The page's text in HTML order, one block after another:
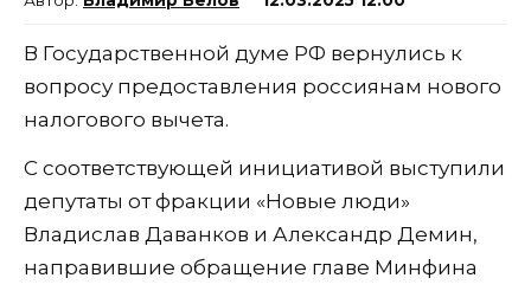
В Государственной думе РФ вернулись к
вопросу предоставления россиянам нового
налогового вычета.
С соответствующей инициативой выступили
депутаты от фракции «Новые люди»
Владислав Даванков и Александр Демин,
направившие обращение главе Минфина